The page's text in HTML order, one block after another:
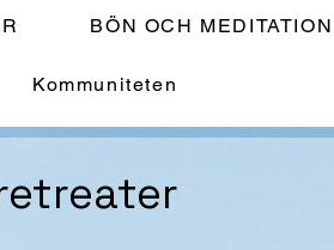
BÖN OCH MEDITATION
Kommuniteten